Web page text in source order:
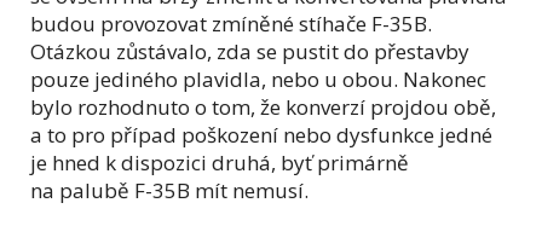
budou provozovat zmíněné stíhače F-35B.
Otázkou zůstávalo, zda se pustit do přestavby
pouze jediného plavidla, nebo u obou. Nakonec
bylo rozhodnuto o tom, že konverzí projdou obě,
a to pro případ poškození nebo dysfunkce jedné
je hned k dispozici druhá, byť primárně
na palubě F-35B mít nemusí.